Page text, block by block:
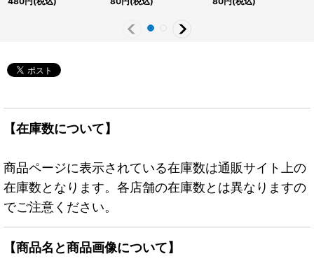
JP044}《エクシーズ》
【在庫数について】
商品ページに表示されている在庫数は通販サイト上の
在庫数となります。各店舗の在庫数とは異なりますの
でご注意ください。
【商品名と商品画像について】